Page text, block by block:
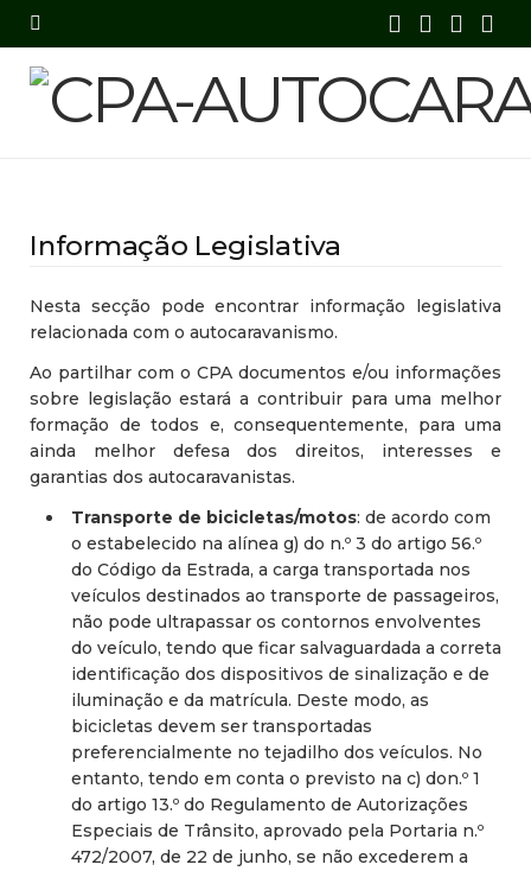
c
o
T
t
)
r
m
u
e
Informação Legislativa
Nesta secção pode encontrar informação legislativa
relacionada com o autocaravanismo.
Ao partilhar com o CPA documentos e/ou informações
sobre legislação estará a contribuir para uma melhor
formação de todos e, consequentemente, para uma
ainda melhor defesa dos direitos, interesses e
garantias dos autocaravanistas.
Transporte de bicicletas/motos: de acordo com
o estabelecido na alínea g) do n.º 3 do artigo 56.º
do Código da Estrada, a carga transportada nos
veículos destinados ao transporte de passageiros,
não pode ultrapassar os contornos envolventes
do veículo, tendo que ficar salvaguardada a correta
identificação dos dispositivos de sinalização e de
iluminação e da matrícula. Deste modo, as
bicicletas devem ser transportadas
preferencialmente no tejadilho dos veículos. No
entanto, tendo em conta o previsto na c) don.º 1
do artigo 13.º do Regulamento de Autorizações
Especiais de Trânsito, aprovado pela Portaria n.º
472/2007, de 22 de junho, se não excederem a